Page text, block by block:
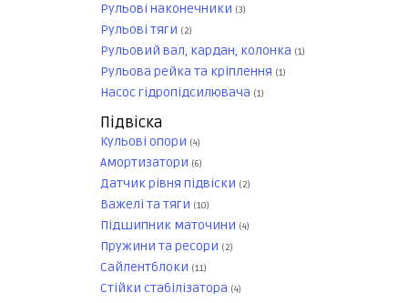
Рульові наконечники (3)
Рульові тяги (2)
Рульовий вал, кардан, колонка (1)
Рульова рейка та кріплення (1)
Насос гідропідсилювача (1)
Підвіска
Кульові опори (4)
Амортизатори (6)
Датчик рівня підвіски (2)
Важелі та тяги (10)
Підшипник маточини (4)
Пружини та ресори (2)
Сайлентблоки (11)
Стійки стабілізатора (4)